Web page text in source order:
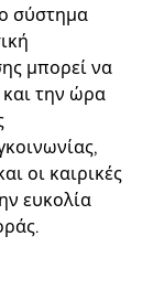
σύστημα
μπορεί να
την ώρα
οι καιρικές
ευκολία